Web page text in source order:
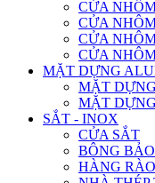
CỬA
CỬA
CỬA
CỬA
MẶT DỰNG
MẶT
MẶT
SẮT - INOX
CỬA SẮT
BÔNG
HÀNG